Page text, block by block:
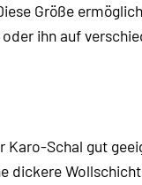
Größe
ihn auf
Schal gut